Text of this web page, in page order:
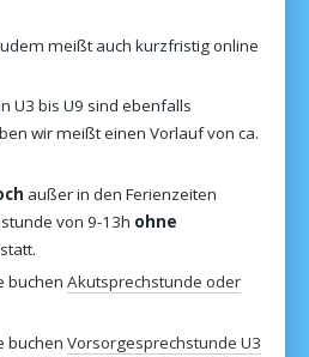
meißt auch kurzfristig online
U3 bis U9 sind ebenfalls
wir meißt einen Vorlauf von ca.
außer in den Ferienzeiten
von 9-13h ohne
statt.
buchen Akutsprechstunde oder
buchen Vorsorgesprechstunde U3